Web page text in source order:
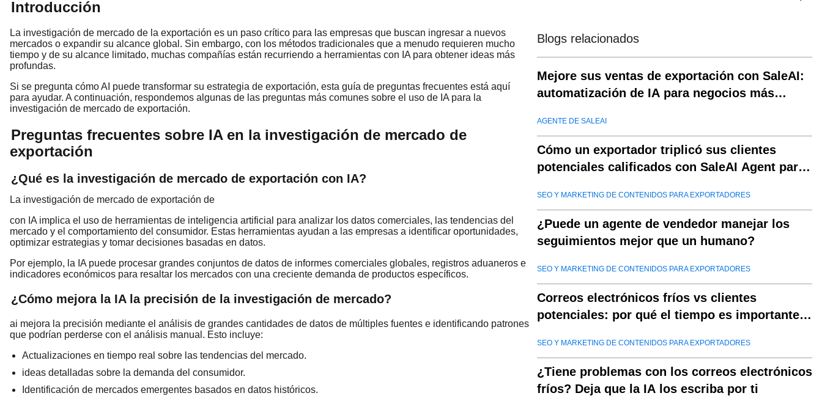
Introducción
La investigación de mercado de la exportación es un paso crítico para las empresas que buscan ingresar a nuevos
mercados o expandir su alcance global. Sin embargo, con los métodos tradicionales que a menudo requieren mucho
tiempo y de su alcance limitado, muchas compañías están recurriendo a herramientas con IA para obtener ideas más
profundas.
Si se pregunta cómo AI puede transformar su estrategia de exportación, esta guía de preguntas frecuentes está aquí
para ayudar. A continuación, respondemos algunas de las preguntas más comunes sobre el uso de IA para la
investigación de mercado de exportación.
Preguntas frecuentes sobre IA en la investigación de mercado de
exportación
¿Qué es la investigación de mercado de exportación con IA?
La investigación de mercado de exportación de
con IA implica el uso de herramientas de inteligencia artificial para analizar los datos comerciales, las tendencias del
mercado y el comportamiento del consumidor. Estas herramientas ayudan a las empresas a identificar oportunidades,
optimizar estrategias y tomar decisiones basadas en datos.
Por ejemplo, la IA puede procesar grandes conjuntos de datos de informes comerciales globales, registros aduaneros e
indicadores económicos para resaltar los mercados con una creciente demanda de productos específicos.
¿Cómo mejora la IA la precisión de la investigación de mercado?
ai mejora la precisión mediante el análisis de grandes cantidades de datos de múltiples fuentes e identificando patrones
que podrían perderse con el análisis manual. Esto incluye:
Actualizaciones en tiempo real sobre las tendencias del mercado.
ideas detalladas sobre la demanda del consumidor.
Identificación de mercados emergentes basados ​​en datos históricos.
Blogs relacionados
Mejore sus ventas de exportación con SaleAI:
automatización de IA para negocios más
AGENTE DE SALEAI
Cómo un exportador triplicó sus clientes
potenciales calificados con SaleAI Agent para
SEO Y MARKETING DE CONTENIDOS PARA EXPORTADORES
¿Puede un agente de vendedor manejar los
seguimientos mejor que un humano?
SEO Y MARKETING DE CONTENIDOS PARA EXPORTADORES
Correos electrónicos fríos vs clientes
potenciales: por qué el tiempo es importante
SEO Y MARKETING DE CONTENIDOS PARA EXPORTADORES
¿Tiene problemas con los correos electrónicos
fríos? Deja que la IA los escriba por ti